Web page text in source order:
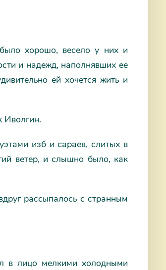
хорошо, весело у них и
и надежд, наполнявших ее
ей хочется жить и
Иволгин.
изб и сараев, слитых в
ветер, и слышно было, как
рассыпалось с странным
в лицо мелкими холодными